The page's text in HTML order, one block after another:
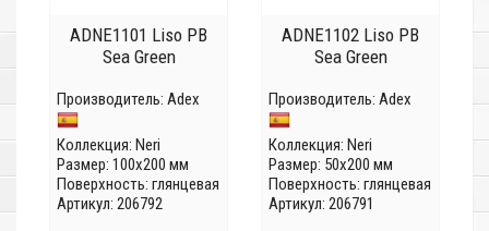
ADNE1101 Liso PB
Sea Green
Производитель: Adex
Коллекция: Neri
Размер: 100x200 мм
Поверхность: глянцевая
Артикул: 206792
ADNE1102 Liso PB
Sea Green
Производитель: Adex
Коллекция: Neri
Размер: 50x200 мм
Поверхность: глянцевая
Артикул: 206791